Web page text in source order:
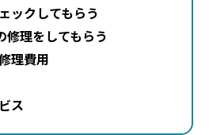
ックしてもらう
修理をしてもらう
理費用
ス